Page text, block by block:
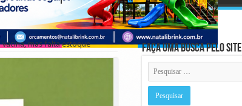
mas falta estoque Faça uma busca pelo Site